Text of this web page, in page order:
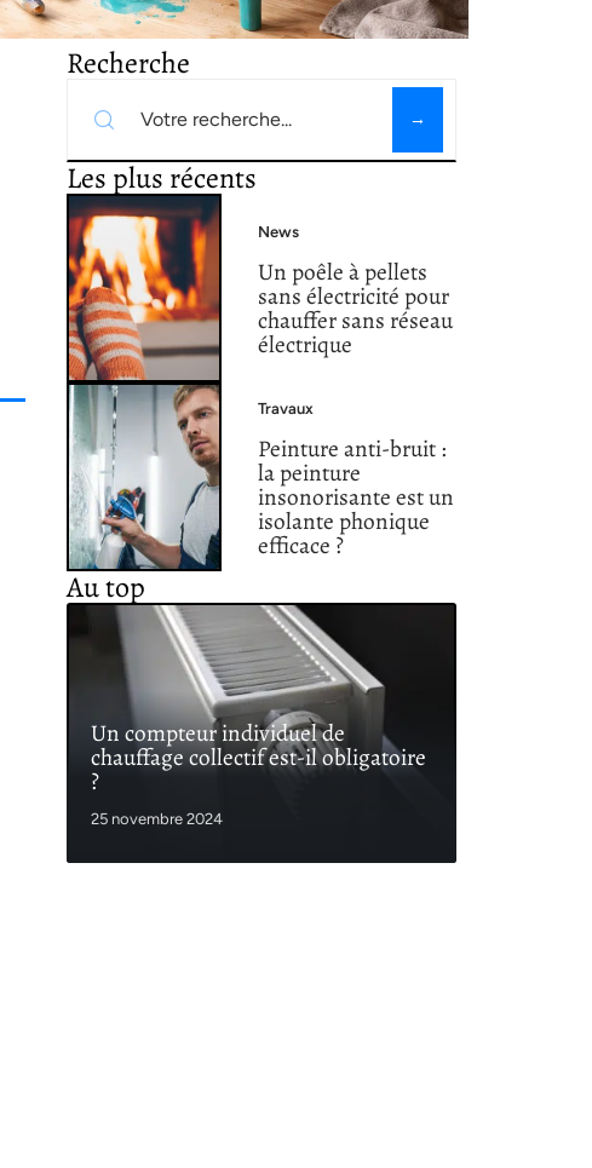
Recherche
Les plus récents
News
Un poêle à pellets
sans électricité pour
chauffer sans réseau
électrique
Travaux
Peinture anti-bruit :
la peinture
insonorisante est un
isolante phonique
efficace ?
Au top
Un compteur individuel de
chauffage collectif est-il obligatoire
?
25 novembre 2024